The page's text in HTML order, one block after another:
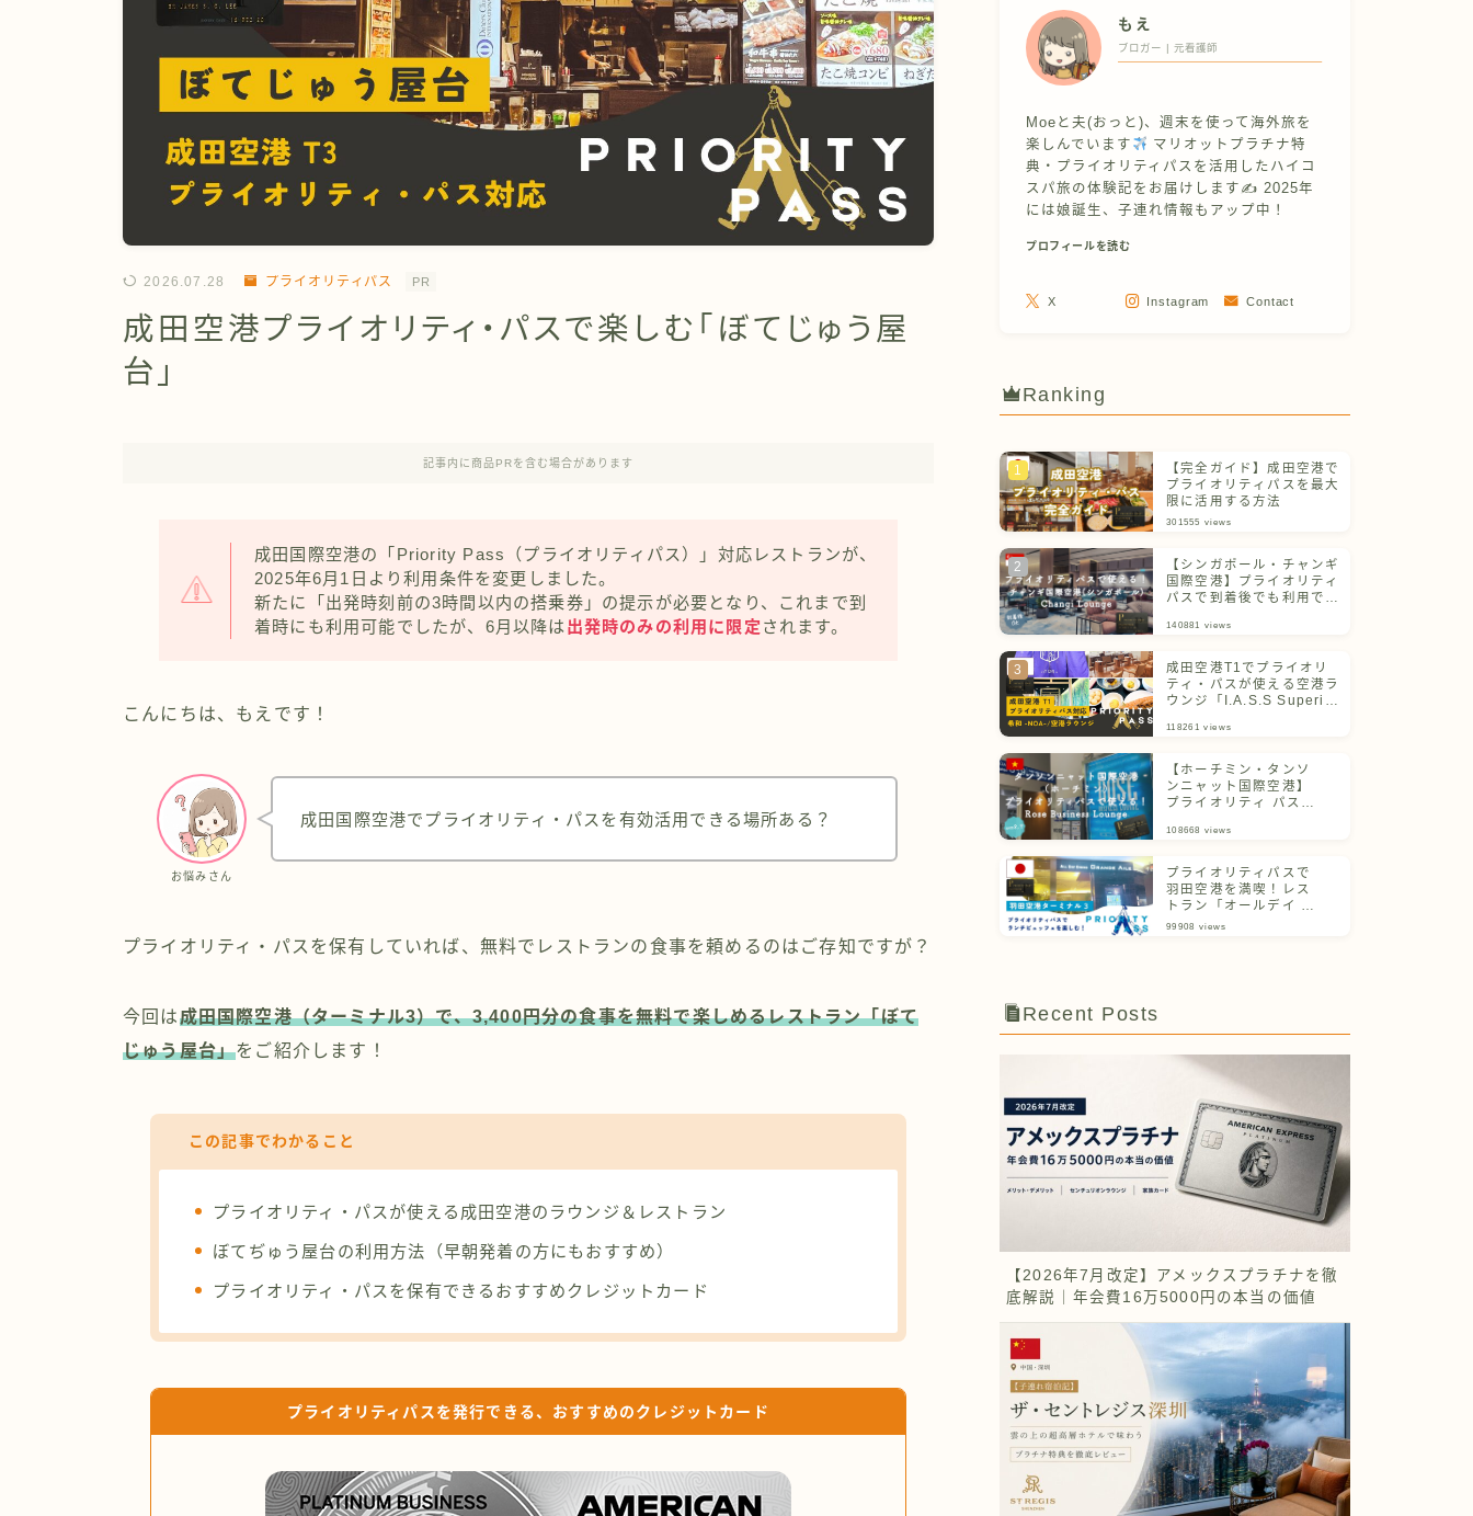
2026.07.28 プライオリティパス PR
成田空港プライオリティ・パスで楽しむ「ぼてじゅう屋
台」
記事内に商品PRを含む場合があります
成田国際空港の「Priority Pass（プライオリティパス）」対応レストランが、
2025年6月1日より利用条件を変更しました。
新たに「出発時刻前の3時間以内の搭乗券」の提示が必要となり、これまで到
着時にも利用可能でしたが、6月以降は出発時のみの利用に限定 されます。
こんにちは、もえです！
お悩みさん
成田国際空港でプライオリティ・パスを有効活用できる場所ある？
プライオリティ・パスを保有していれば、無料でレストランの食事を頼めるのはご存知ですが？
今回は成田国際空港（ターミナル3）で、3,400円分の食事を無料で楽しめるレストラン「ぼて
じゅう屋台」をご紹介します！
この記事でわかること
プライオリティ・パスが使える成田空港のラウンジ＆レストラン
ぼてぢゅう屋台の利用方法（早朝発着の方にもおすすめ）
プライオリティ・パスを保有できるおすすめクレジットカード
プライオリティパスを発行できる、おすすめのクレジットカード
もえ
ブロガー | 元看護師
Moeと夫(おっと)、週末を使って海外旅を
楽しんでいます
マリオットプラチナ特
典・プライオリティパスを活用したハイコ
スパ旅の体験記をお届けします✍ 2025年
には娘誕生、子連れ情報もアップ中！
プロフィールを読む
X Instagram Contact
Ranking
【完全ガイド】成田空港で
プライオリティパスを最大
限に活用する方法
301555 views
【シンガポール・チャンギ
国際空港】プライオリティ
パスで到着後でも利用でき
140881 views
成田空港T1でプライオリ
ティ・パスが使える空港ラ
ウンジ「I.A.S.S Superior
118261 views
【ホーチミン・タンソ
ンニャット国際空港】
プライオリティ パスで
ご紹介！
108668 views
プライオリティパスで
羽田空港を満喫！レス
トラン「オールデイ ダ
イニング グランドエー
99908 views
Recent Posts
【2026年7月改定】アメックスプラチナを徹
底解説｜年会費16万5000円の本当の価値